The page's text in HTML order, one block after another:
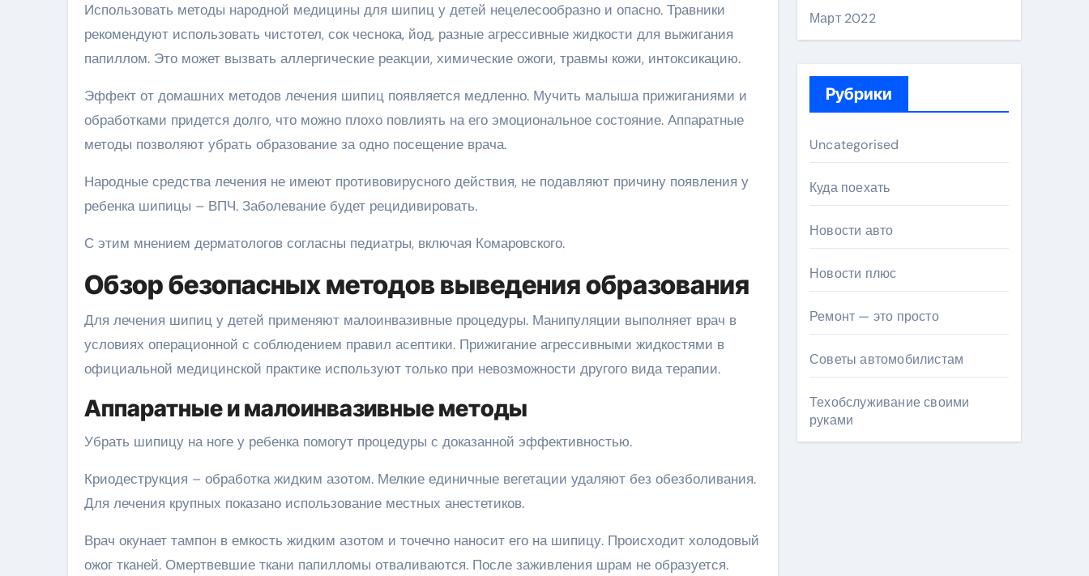
Использовать методы народной медицины для шипиц у детей нецелесообразно и опасно. Травники
рекомендуют использовать чистотел, сок чеснока, йод, разные агрессивные жидкости для выжигания
папиллом. Это может вызвать аллергические реакции, химические ожоги, травмы кожи, интоксикацию.
Эффект от домашних методов лечения шипиц появляется медленно. Мучить малыша прижиганиями и
обработками придется долго, что можно плохо повлиять на его эмоциональное состояние. Аппаратные
методы позволяют убрать образование за одно посещение врача.
Народные средства лечения не имеют противовирусного действия, не подавляют причину появления у
ребенка шипицы – ВПЧ. Заболевание будет рецидивировать.
С этим мнением дерматологов согласны педиатры, включая Комаровского.
Обзор безопасных методов выведения образования
Для лечения шипиц у детей применяют малоинвазивные процедуры. Манипуляции выполняет врач в
условиях операционной с соблюдением правил асептики. Прижигание агрессивными жидкостями в
официальной медицинской практике используют только при невозможности другого вида терапии.
Аппаратные и малоинвазивные методы
Убрать шипицу на ноге у ребенка помогут процедуры с доказанной эффективностью.
Криодеструкция – обработка жидким азотом. Мелкие единичные вегетации удаляют без обезболивания.
Для лечения крупных показано использование местных анестетиков.
Врач окунает тампон в емкость жидким азотом и точечно наносит его на шипицу. Происходит холодовый
ожог тканей. Омертвевшие ткани папилломы отваливаются. После заживления шрам не образуется.
Март 2022
Рубрики
Uncategorised
Куда поехать
Новости авто
Новости плюс
Ремонт — это просто
Советы автомобилистам
Техобслуживание своими
руками